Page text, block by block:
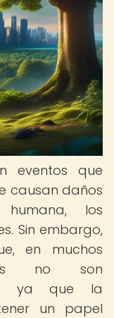
eventos que
causan daños
los
Sin embargo,
en muchos
no son
ya que la
un papel